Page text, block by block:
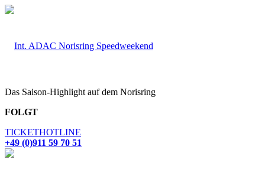
Das Saison-Highlight auf dem Norisring
FOLGT
TICKETHOTLINE
+49 (0)911 59 70 51